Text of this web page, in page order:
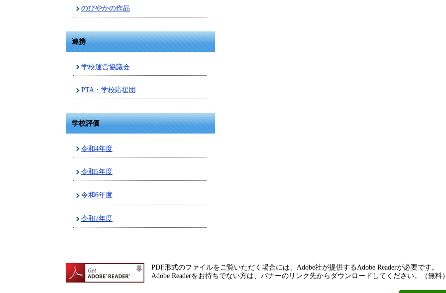
のびやかの作品
連携
学校運営協議会
PTA・学校応援団
学校評価
令和4年度
令和5年度
令和6年度
令和7年度
PDF形式のファイルをご覧いただく場合には、Adobe社が提供するAdobe Readerが必要です。
Adobe Readerをお持ちでない方は、バナーのリンク先からダウンロードしてください。（無料）